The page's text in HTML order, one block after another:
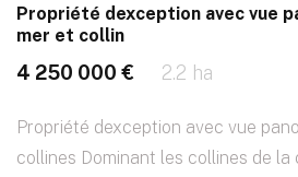
Propriété dexception avec vue
mer et collin
4 250 000 € 2.2 ha
Propriété dexception avec vue
collines Dominant les collines de la